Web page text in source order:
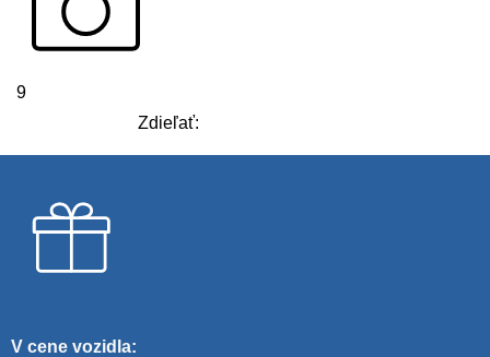
9
Zdieľať:
V cene vozidla: